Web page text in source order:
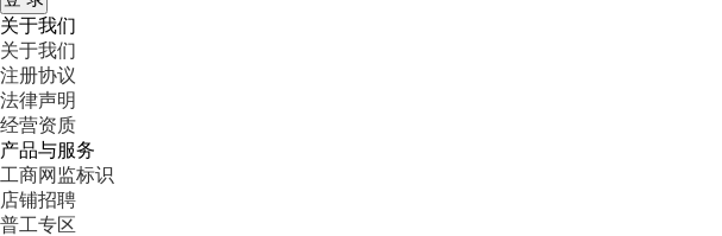
关于我们
关于我们
注册协议
法律声明
经营资质
产品与服务
工商网监标识
店铺招聘
普工专区